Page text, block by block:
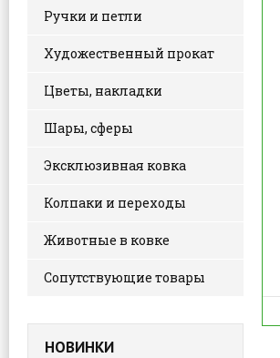
Ручки и петли
Художественный прокат
Цветы, накладки
Шары, сферы
Эксклюзивная ковка
Колпаки и переходы
Животные в ковке
Сопутствующие товары
НОВИНКИ